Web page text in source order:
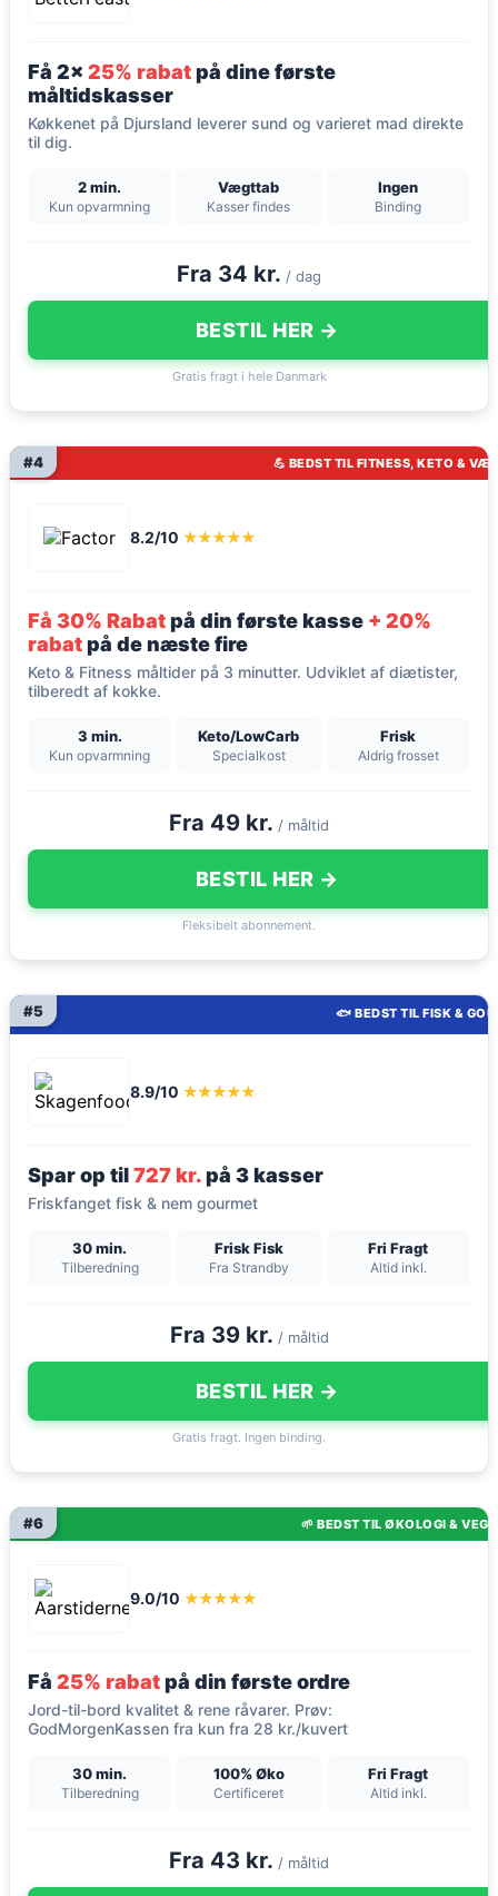
Få 2x 25% rabatpå dine første
måltidskasser
Køkkenet på Djursland leverer sund og varieret mad direkte
til dig.
2 min.
Kun opvarmning
Vægttab
Kasser findes
Ingen
Binding
Fra 34 kr. / dag
BESTIL HER →
Gratis fragt i hele Danmark
💪 BEDST TIL FITNESS, KETO &
#4
8.2/10 ★★★★★
Få 30% Rabatpå din første kasse + 20%
rabatpå de næste fire
Keto & Fitness måltider på 3 minutter. Udviklet af diætister,
tilberedt af kokke.
3 min.
Kun opvarmning
Keto/LowCarb
Specialkost
Frisk
Aldrig frosset
Fra 49 kr. / måltid
BESTIL HER →
Fleksibelt abonnement.
🐟 BEDST TIL FISK &
#5
8.9/10 ★★★★★
Spar op til727 kr.på 3 kasser
Friskfanget fisk & nem gourmet
30 min.
Tilberedning
Frisk Fisk
Fra Strandby
Fri Fragt
Altid inkl.
Fra 39 kr. / måltid
BESTIL HER →
Gratis fragt. Ingen binding.
🌱 BEDST TIL ØKOLOGI &
#6
9.0/10 ★★★★★
Få 25% rabatpå din første ordre
Jord-til-bord kvalitet & rene råvarer. Prøv:
GodMorgenKassen fra kun fra 28 kr./kuvert
30 min.
Tilberedning
100% Øko
Certificeret
Fri Fragt
Altid inkl.
Fra 43 kr. / måltid